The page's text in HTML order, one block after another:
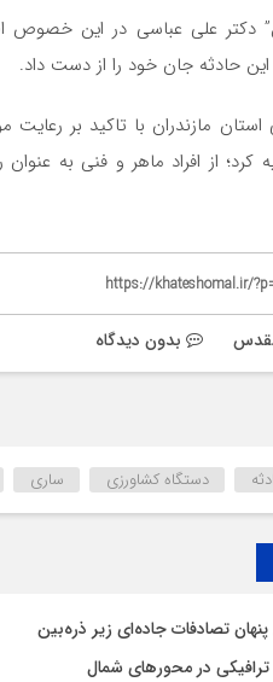
حادثه جان خود را از دست داد.
مازندران با تاكيد بر رعايت
كرد؛ از افراد ماهر و فني به
https://khateshomal.ir/
مقدس بدون دیدگاه
دستگاه کشاورزی ساری
تصادفات جاده‌ای زیر ذره‌بین
در محورهای شمال